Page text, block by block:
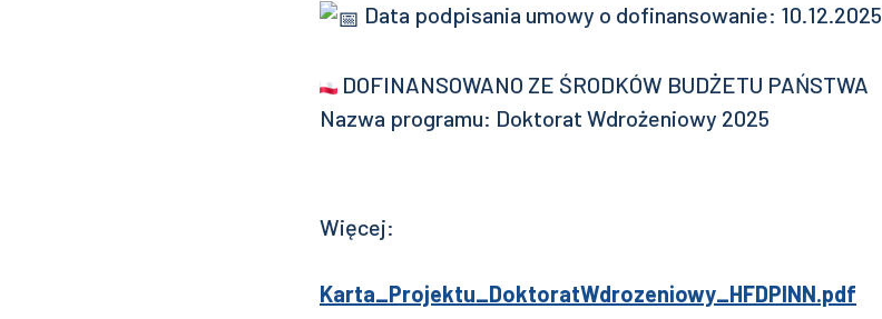
Data podpisania umowy o dofinansowanie: 10.12.2025
DOFINANSOWANO ZE ŚRODKÓW BUDŻETU PAŃSTWA
Nazwa programu: Doktorat Wdrożeniowy 2025
Więcej:
Karta_Projektu_DoktoratWdrozeniowy_HFDPINN.pdf